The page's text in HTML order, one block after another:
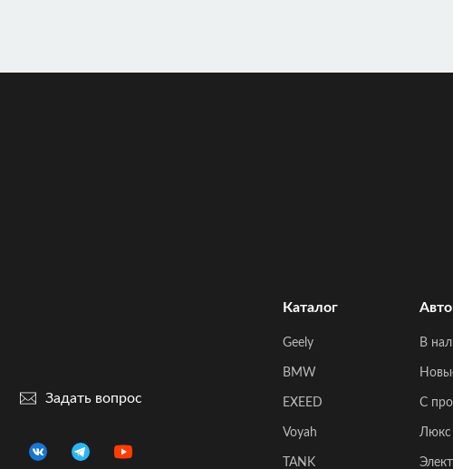
Каталог
Geely
BMW
EXEED
Voyah
TANK
В
C
Люкс
Задать вопрос